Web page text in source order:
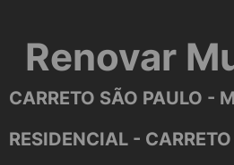
Renovar
CARRETO SÃO PAULO -
RESIDENCIAL - CARRETO